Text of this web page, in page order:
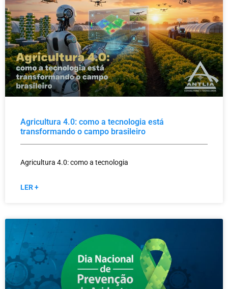
Agricultura 4.0: como a tecnologia está
transformando o campo brasileiro
Agricultura 4.0: como a tecnologia
LER +